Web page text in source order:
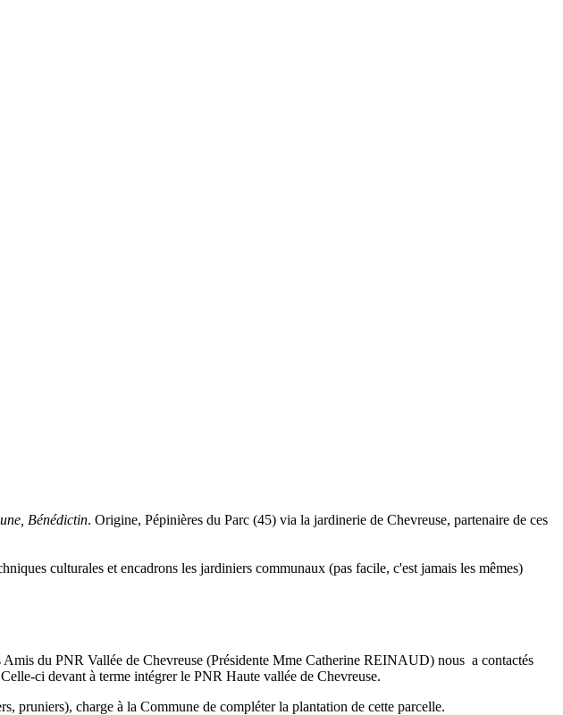
Bénédictin. Origine, Pépinières du Parc (45) via la jardinerie de Chevreuse, partenaire de ces
culturales et encadrons les jardiniers communaux (pas facile, c'est jamais les mêmes)
du PNR Vallée de Chevreuse (Présidente Mme Catherine REINAUD) nous a contactés
ci devant à terme intégrer le PNR Haute vallée de Chevreuse.
pruniers), charge à la Commune de compléter la plantation de cette parcelle.